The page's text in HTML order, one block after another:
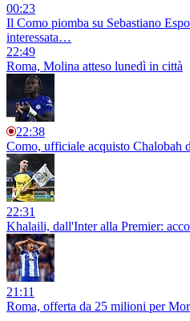
00:23
Il Como piomba su Sebastiano
interessata…
22:49
Roma, Molina atteso lunedì in città
22:38
Como, ufficiale acquisto Chalobah
22:31
Khalaili, dall'Inter alla Premier:
21:11
Roma, offerta da 25 milioni per